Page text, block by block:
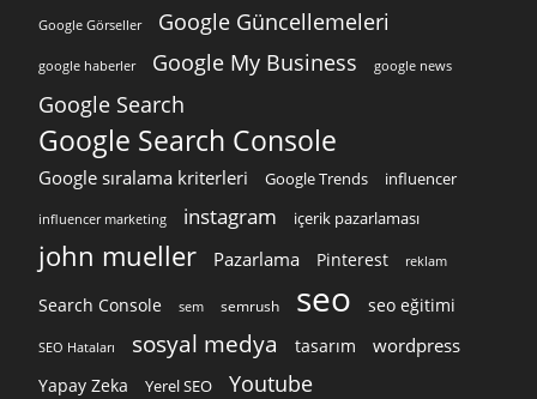
Google Görseller Google Güncellemeleri
google haberler Google My Business google news
Google Search
Google Search Console
Google sıralama kriterleri Google Trends influencer
influencer marketing instagram içerik pazarlaması
john mueller Pazarlama Pinterest reklam
Search Console sem semrush seo seo eğitimi
SEO Hataları sosyal medya tasarım wordpress
Yapay Zeka Yerel SEO Youtube